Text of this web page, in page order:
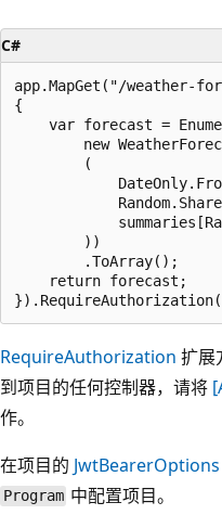
C#
app.MapGet("/weather-
{
var forecast =
new
        (
        ))
        .ToArray();
    return forecast;
RequireAuthorization 扩展
到项目的任何控制器，请将
作。
在项目的 JwtBearerOptions
Program 中配置项目。